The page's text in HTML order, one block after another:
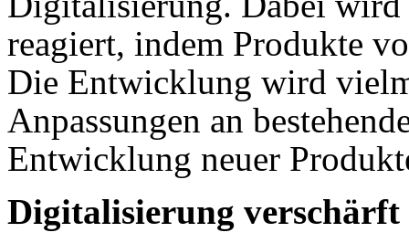
reagiert, indem Produkte
Die Entwicklung wird
Anpassungen an
Entwicklung neuer
Digitalisierung verschärft